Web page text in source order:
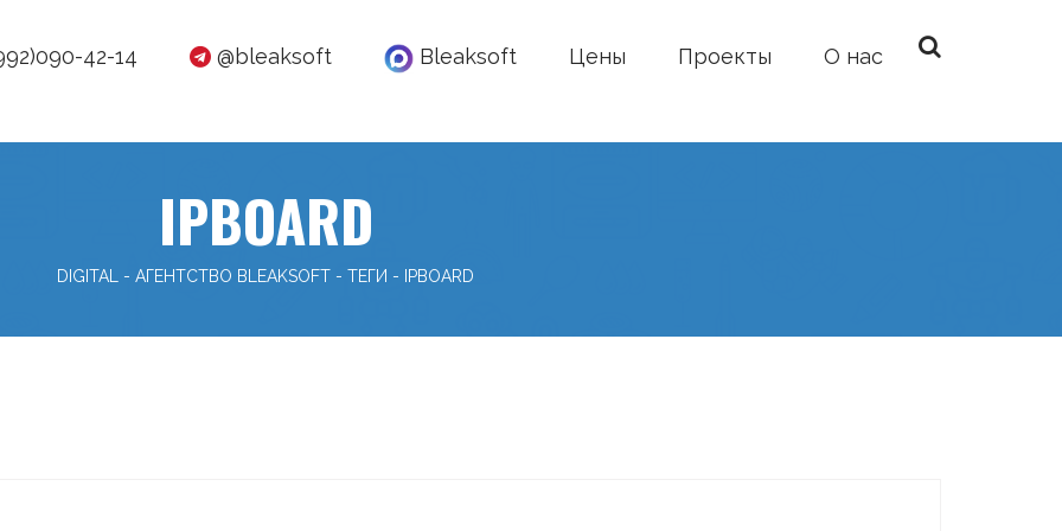
42-14 @bleaksoft Bleaksoft Цены Проекты О нас
IPBOARD
DIGITAL - АГЕНТСТВО BLEAKSOFT - ТЕГИ - IPBOARD